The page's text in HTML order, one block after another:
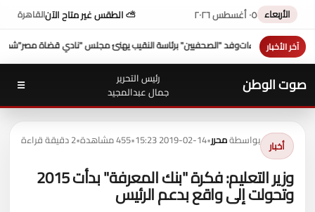
الأربعاء ٠٥ أغسطس ٢٠٢٦ ⛅ الطقس غير متاح الآنالقاهرة
آخر الأخبار
شكري عازر منسق لجنة الدفاع عن أموالالنقيب يهنئ مجلس "نادي قضاة مصر"
صوت الوطن
رئيس التحرير
جمال عبدالمجيد
☰
أخبار بواسطةمحرر•
2019-02-14 15:23
•455 مشاهدة •2 دقيقة قراءة
وزير التعليم: فكرة "بنك المعرفة" بدأت 2015
وتحولت إلى واقع بدعم الرئيس